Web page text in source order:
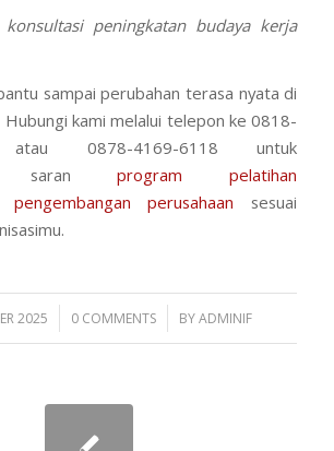
konsultasi peningkatan budaya kerja
sampai perubahan terasa nyata di
Hubungi kami melalui telepon ke 0818-
atau 0878-4169-6118 untuk
saranprogram pelatihan
pengembangan perusahaan sesuai
2025 0 COMMENTS
/ BYADMINIF